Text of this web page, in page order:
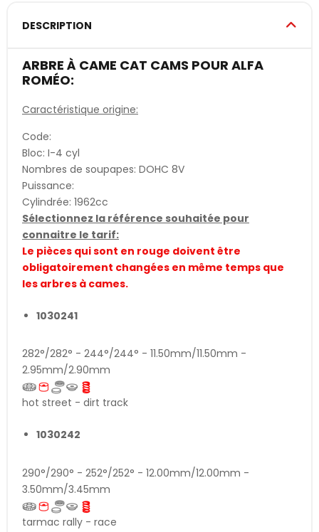
DESCRIPTION
ARBRE À CAME CAT CAMS POUR ALFA
ROMÉO:
Caractéristique origine:
Code:
Bloc: I-4 cyl
Nombres de soupapes: DOHC 8V
Puissance:
Cylindrée: 1962cc
Sélectionnez la référence souhaitée pour
connaitre le tarif:
Le pièces qui sont en rouge doivent être
obligatoirement changées en même temps que
les arbres à cames.
1030241
282°/282° - 244°/244° - 11.50mm/11.50mm -
2.95mm/2.90mm
hot street - dirt track
1030242
290°/290° - 252°/252° - 12.00mm/12.00mm -
3.50mm/3.45mm
tarmac rally - race